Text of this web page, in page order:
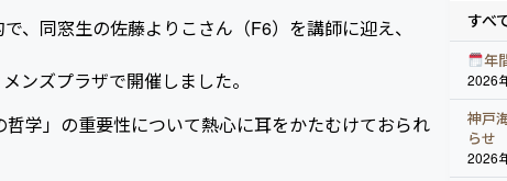
すべ
年
2026
神戸
らせ
2026
、同窓生の佐藤よりこさん（F6）を講師に迎え、
ンズプラザで開催しました。
学」の重要性について熱心に耳をかたむけておられ